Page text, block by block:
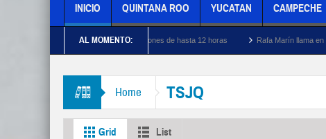
INICIO QUINTANA ROO YUCATAN CAMPECHE
AL MOMENTO:
del Carmen por apagones de hasta 12 horas Rafa Marín llama en Kantunilkín a
Home TSJQ
Grid List